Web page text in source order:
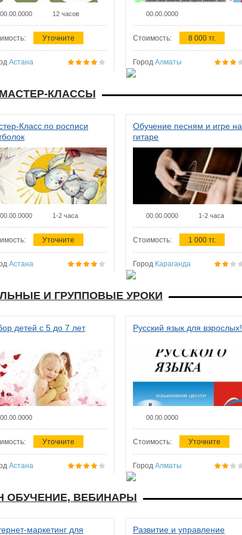
00.00.0000 12 часов
Уточните
Астана
00.00.0000
Стоимость: 8 000 тг.
Город Алматы
МАСТЕР-КЛАССЫ
Класс по росписи
00.00.0000 1-2 часа
Уточните
Астана
Обучение песням и игре на
гитаре
00.00.0000 1-2 часа
Стоимость: 1 000 тг.
Город Караганда
И ГРУППОВЫЕ УРОКИ
детей с 5 до 7 лет
00.00.0000
Уточните
Астана
Русский язык для взрослых!
00.00.0000
Стоимость: Уточните
Город Алматы
ОБУЧЕНИЕ, ВЕБИНАРЫ
маркетинг для
Развитие и управление